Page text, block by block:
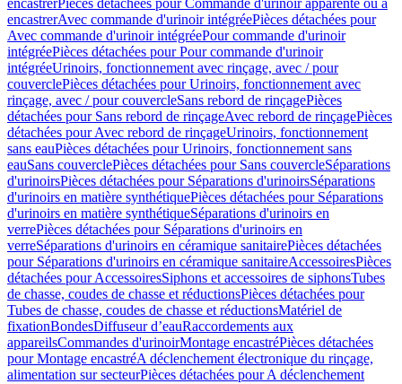
encastrerPièces détachées pour Commande d'urinoir apparente ou à
encastrerAvec commande d'urinoir intégréePièces détachées pour
Avec commande d'urinoir intégréePour commande d'urinoir
intégréePièces détachées pour Pour commande d'urinoir
intégréeUrinoirs, fonctionnement avec rinçage, avec / pour
couverclePièces détachées pour Urinoirs, fonctionnement avec
rinçage, avec / pour couvercleSans rebord de rinçagePièces
détachées pour Sans rebord de rinçageAvec rebord de rinçagePièces
détachées pour Avec rebord de rinçageUrinoirs, fonctionnement
sans eauPièces détachées pour Urinoirs, fonctionnement sans
eauSans couverclePièces détachées pour Sans couvercleSéparations
d'urinoirsPièces détachées pour Séparations d'urinoirsSéparations
d'urinoirs en matière synthétiquePièces détachées pour Séparations
d'urinoirs en matière synthétiqueSéparations d'urinoirs en
verrePièces détachées pour Séparations d'urinoirs en
verreSéparations d'urinoirs en céramique sanitairePièces détachées
pour Séparations d'urinoirs en céramique sanitaireAccessoiresPièces
détachées pour AccessoiresSiphons et accessoires de siphonsTubes
de chasse, coudes de chasse et réductionsPièces détachées pour
Tubes de chasse, coudes de chasse et réductionsMatériel de
fixationBondesDiffuseur d’eauRaccordements aux
appareilsCommandes d'urinoirMontage encastréPièces détachées
pour Montage encastréA déclenchement électronique du rinçage,
alimentation sur secteurPièces détachées pour A déclenchement